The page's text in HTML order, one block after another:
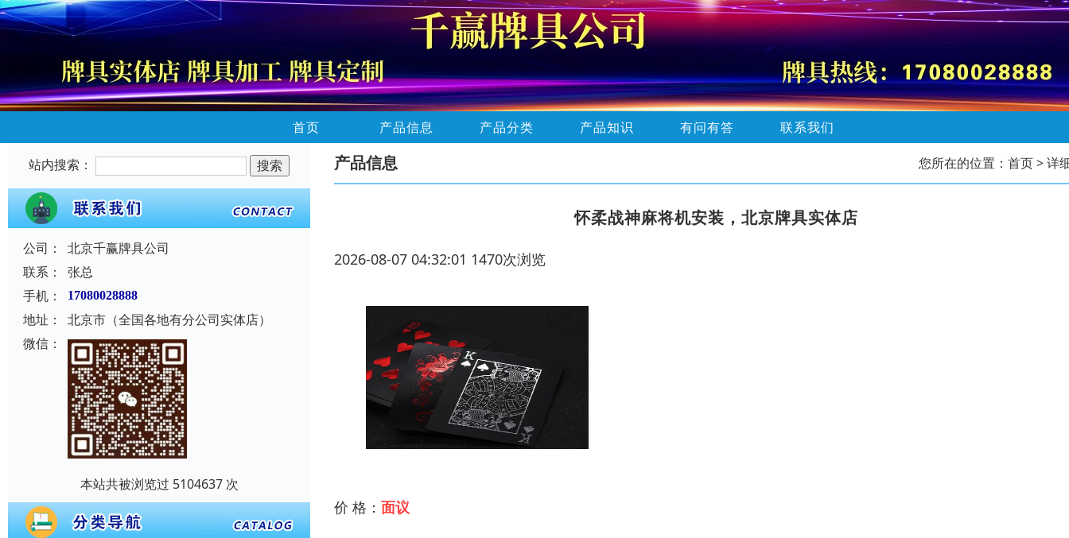
首页 产品信息 产品分类 产品知识 有问有答 联系我们
站内搜索：
公司：
北京千赢牌具公司
联系：
张总
手机：
17080028888
地址：
北京市（全国各地有分公司实体店）
微信：
本站共被浏览过 5104637 次
产品信息 您所在的位置： 首页> 详
怀柔战神麻将机安装，北京牌具实体店
2026-08-07 04:32:01 1470次浏览
价 格： 面议